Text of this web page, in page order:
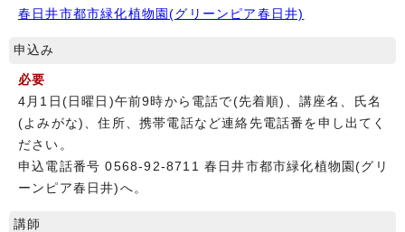
春日井市都市緑化植物園(グリーンピア春日井)
申込み
必要
4月1日(日曜日)午前9時から電話で(先着順)、講座名、氏名
(よみがな)、住所、携帯電話など連絡先電話番を申し出てく
ださい。
申込電話番号 0568-92-8711 春日井市都市緑化植物園(グリ
ーンピア春日井)へ。
講師